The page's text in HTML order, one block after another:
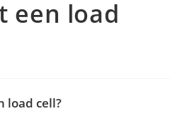
een load
load cell?